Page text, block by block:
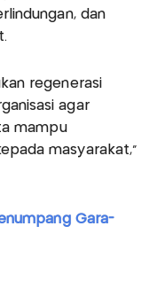
dan
regenerasi
agar
mampu
masyarakat,”
Gara-